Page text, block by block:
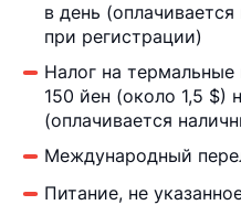
в день
при регистрации)
Налог на
150 йен (около 1,5 $)
(оплачивается
Международный
Питание, не